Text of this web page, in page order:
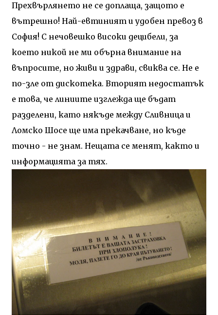
Прехвърлянето не се доплаща, защото е
вътрешно! Най-евтиният и удобен превоз в
София! С нечовешко високи децибели, за
което никой не ми обърна внимание на
въпросите, но живи и здрави, свиква се. Не е
по-зле от дискотека. Вторият недостатък
е това, че линиите изглежда ще бъдат
разделени, като някъде между Сливница и
Ломско Шосе ще има прекачване, но къде
точно - не знам. Нещата се менят, както и
информацията за тях.